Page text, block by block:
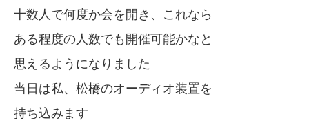
十数人で何度か会を開き、これなら
ある程度の人数でも開催可能かなと
思えるようになりました
当日は私、松橋のオーディオ装置を
持ち込みます